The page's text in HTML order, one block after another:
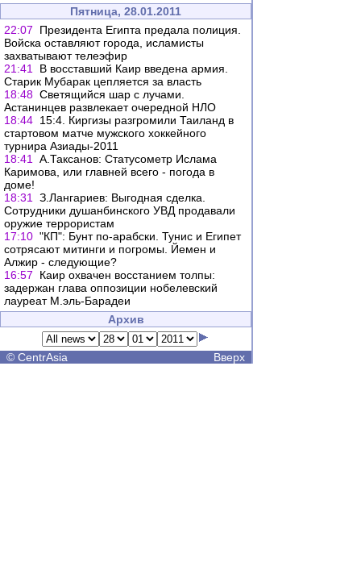
Пятница, 28.01.2011
22:07
Президента Египта предала полиция.
Войска оставляют города, исламисты
захватывают телеэфир
21:41
В восставший Каир введена армия.
Старик Мубарак цепляется за власть
18:48 Светящийся шар с лучами.
Астанинцев развлекает очередной НЛО
18:44 15:4. Киргизы разгромили Таиланд в
стартовом матче мужского хоккейного
турнира Азиады-2011
18:41
А.Таксанов: Статусометр Ислама
Каримова, или главней всего - погода в
доме!
18:31
З.Лангариев: Выгодная сделка.
Сотрудники душанбинского УВД продавали
оружие террористам
17:10 "КП": Бунт по-арабски. Тунис и Египет
сотрясают митинги и погромы. Йемен и
Алжир - следующие?
16:57
Каир охвачен восстанием толпы:
задержан глава оппозиции нобелевский
лауреат М.эль-Барадеи
Архив
© CentrAsia Вверх